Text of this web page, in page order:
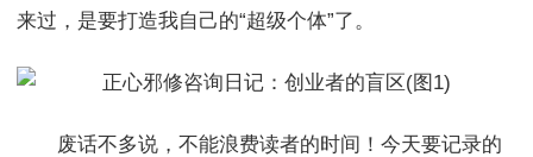
来过，是要打造我自己的“超级个体”了。
废话不多说，不能浪费读者的时间！今天要记录的